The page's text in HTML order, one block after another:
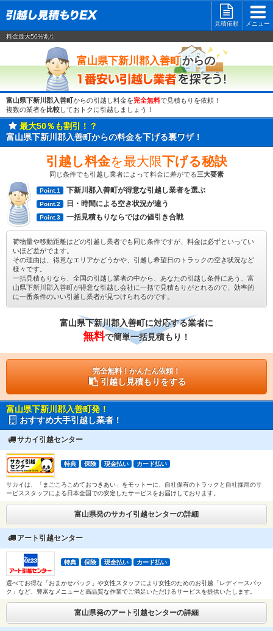
見積依頼
メニュー
料金最大50%割引
富山県下新川郡入善町からの
富山県下新川郡入善町からの引越し料金を完全無料で見積もりを依頼！
複数の業者を 比較しておトクに引越しましょう！
最大50％も割引！？
富山県下新川郡入善町からの料金を下げる裏ワザ！
引越し料金を最大限下げる秘訣
同じ条件でも引越し業者によって料金に差がでる三大要素
Point.1 下新川郡入善町が得意な引越し業者を選ぶ
Point.2 日・時間による空き状況が違う
Point.3 一括見積もりならではの値引き合戦
荷物量や移動距離はどの引越し業者でも同じ条件ですが、料金は必ずといってい
いほど差がでます。
その理由は、得意なエリアかどうかや、引越し希望日のトラックの空き状況など
様々です。
一括見積もりなら、全国の引越し業者の中から、あなたの引越し条件にあう、富
山県下新川郡入善町が得意な引越し会社に一括で見積もりがとれるので、効率的
に一番条件のいい引越し業者が見つけられるのです。
富山県下新川郡入善町に対応する業者に
無料で簡単一括見積もり！
完全無料！かんたん依頼！
引越し見積もりをする
富山県下新川郡入善町発！
おすすめ大手引越し業者！
サカイ引越センター
特典 保険 現金払い カード払い
サカイは、「まごころこめておつきあい」をモットーに、自社保有のトラックと自社採用のサ
ービススタッフによる日本全国での安定したサービスをお届けしております。
富山県発のサカイ引越センターの詳細
アート引越センター
特典 保険 現金払い カード払い
選べてお得な「おまかせパック」や女性スタッフにより女性のためのお引越「レディースパッ
ク」など、豊富なメニューと高品質な作業でご満足いただけるサービスを提供いたします。
富山県発のアート引越センターの詳細